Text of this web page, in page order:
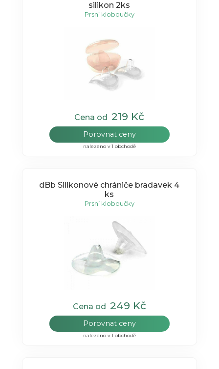
silikon 2ks
Prsní kloboučky
Cena od219 Kč
Porovnat ceny
nalezeno v 1 obchodě
dBb Silikonové chrániče bradavek 4
ks
Prsní kloboučky
Cena od 249 Kč
Porovnat ceny
nalezeno v 1 obchodě